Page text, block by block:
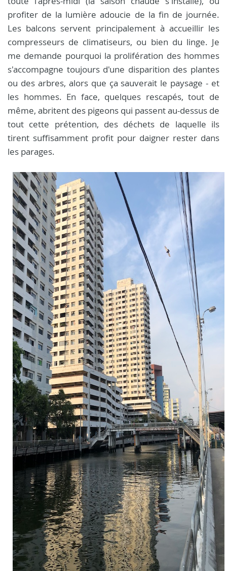
profiter de la lumière adoucie de la fin de journée.
Les balcons servent principalement à accueillir les
compresseurs de climatiseurs, ou bien du linge. Je
me demande pourquoi la prolifération des hommes
s'accompagne toujours d'une disparition des plantes
ou des arbres, alors que ça sauverait le paysage - et
les hommes. En face, quelques rescapés, tout de
même, abritent des pigeons qui passent au-dessus de
tout cette prétention, des déchets de laquelle ils
tirent suffisamment profit pour daigner rester dans
les parages.